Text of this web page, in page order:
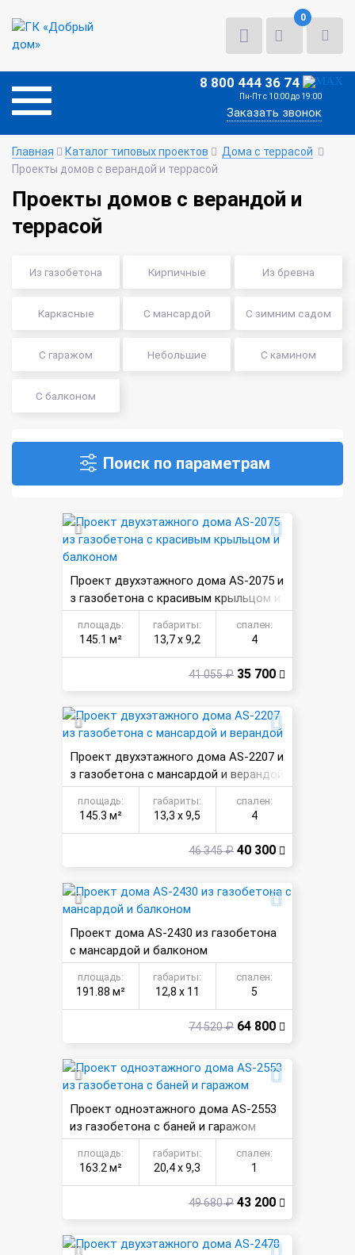
0
8 800 444 36 74
Пн-Пт с 10:00 до 19:00
Заказать звонок
Главная Каталог типовых проектов
Дома с террасой
Проекты домов с верандой и террасой
Проекты домов с верандой и
террасой
Из газобетона Кирпичные Из бревна
Каркасные С мансардой С зимним садом
С гаражом Небольшие С камином
С балконом
Поиск по параметрам
Проект двухэтажного дома AS-2075 и
з газобетона с красивым крыльцом и
балконом
площадь:
145.1 м²
габариты:
13,7 х 9,2
спален:
4
41 055 ₽ 35 700
Проект двухэтажного дома AS-2207 и
з газобетона с мансардой и верандой
площадь:
145.3 м²
габариты:
13,3 х 9,5
спален:
4
46 345 ₽ 40 300
Проект дома AS-2430 из газобетона
с мансардой и балконом
площадь:
191.88 м²
габариты:
12,8 х 11
спален:
5
74 520 ₽ 64 800
Проект одноэтажного дома AS-2553
из газобетона с баней и гаражом
площадь:
163.2 м²
габариты:
20,4 х 9,3
спален:
1
49 680 ₽ 43 200